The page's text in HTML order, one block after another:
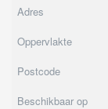
Adres
Oppervlakte
Postcode
Beschikbaar op